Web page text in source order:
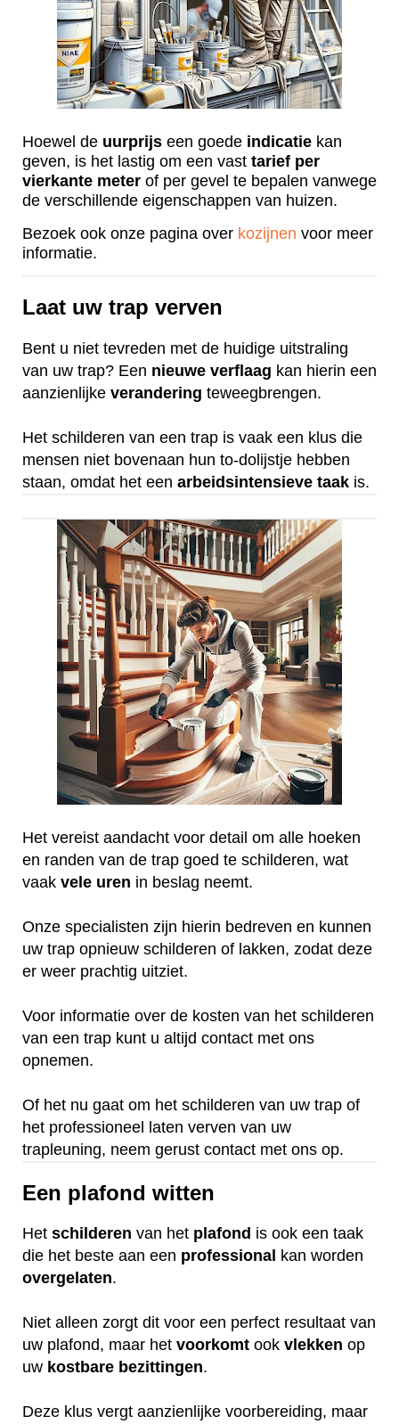
Hoewel de uurprijs een goede indicatie kan
geven, is het lastig om een vast tarief per
vierkante meter of per gevel te bepalen vanwege
de verschillende eigenschappen van huizen.
Bezoek ook onze pagina over kozijnen voor meer
informatie.
Laat uw trap verven
Bent u niet tevreden met de huidige uitstraling
van uw trap? Een nieuwe verflaag kan hierin een
aanzienlijke verandering teweegbrengen.
Het schilderen van een trap is vaak een klus die
mensen niet bovenaan hun to-dolijstje hebben
staan, omdat het een arbeidsintensieve taak is.
Het vereist aandacht voor detail om alle hoeken
en randen van de trap goed te schilderen, wat
vaak vele uren in beslag neemt.
Onze specialisten zijn hierin bedreven en kunnen
uw trap opnieuw schilderen of lakken, zodat deze
er weer prachtig uitziet.
Voor informatie over de kosten van het schilderen
van een trap kunt u altijd contact met ons
opnemen.
Of het nu gaat om het schilderen van uw trap of
het professioneel laten verven van uw
trapleuning, neem gerust contact met ons op.
Een plafond witten
Het schilderen van het plafond is ook een taak
die het beste aan een professional kan worden
overgelaten.
Niet alleen zorgt dit voor een perfect resultaat van
uw plafond, maar het voorkomt ook vlekken op
uw kostbare bezittingen.
Deze klus vergt aanzienlijke voorbereiding, maar